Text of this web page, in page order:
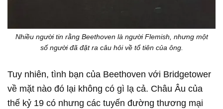
Nhiều người tin rằng Beethoven là người Flemish, nhưng một
số người đã đặt ra câu hỏi về tổ tiên của ông.
Tuy nhiên, tình bạn của Beethoven với Bridgetower
về mặt nào đó lại không có gì lạ cả. Châu Âu của
thế kỷ 19 có nhưng các tuyến đường thương mại